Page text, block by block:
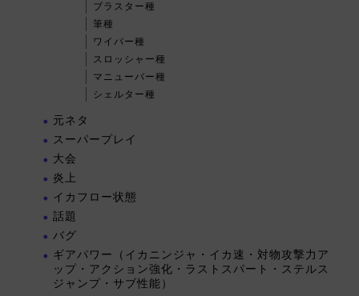
ブラスター種
筆種
ワイパー種
スロッシャー種
マニューバー種
シェルター種
元ネタ
スーパープレイ
大会
炎上
イカフロー状態
話題
バグ
ギアパワー（イカニンジャ・イカ速・対物攻撃力ア
ップ・アクション強化・ラストスパート・ステルス
ジャンプ・サブ性能）